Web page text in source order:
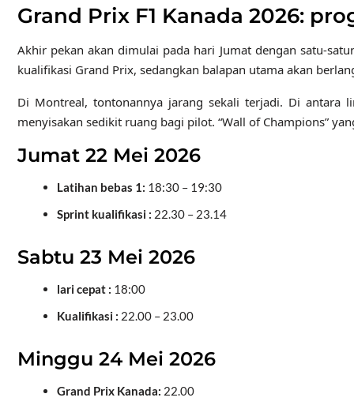
Grand Prix F1 Kanada 2026:
Akhir pekan akan dimulai pada hari Jumat dengan satu-
kualifikasi Grand Prix, sedangkan balapan utama akan
Di Montreal, tontonannya jarang sekali terjadi. Di
menyisakan sedikit ruang bagi pilot. “Wall of Champions”
Jumat 22 Mei 2026
Latihan bebas 1: 18:30 – 19:30
Sprint kualifikasi : 22.30 – 23.14
Sabtu 23 Mei 2026
lari cepat : 18:00
Kualifikasi : 22.00 – 23.00
Minggu 24 Mei 2026
Grand Prix Kanada: 22.00